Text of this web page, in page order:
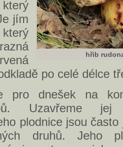
hřib
jím
po celé délce
pro dnešek na
Uzavřeme
plodnice jsou
druhů. Jeho